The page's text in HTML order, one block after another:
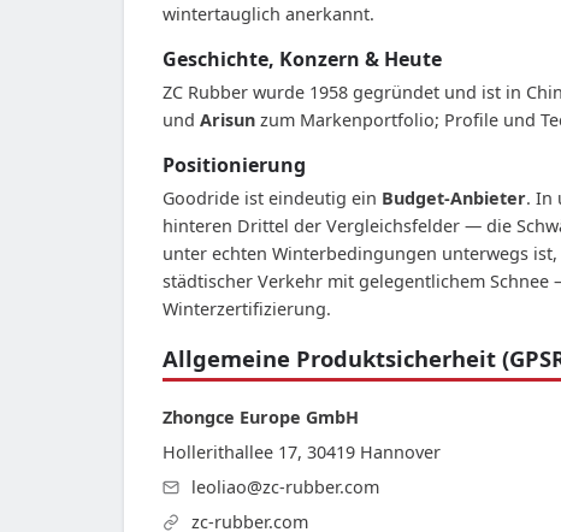
wintertauglich anerkannt.
Geschichte, Konzern & Heute
ZC Rubber wurde 1958 gegründet und ist in
und Arisun zum Markenportfolio; Profile und
Positionierung
Goodride ist eindeutig ein Budget-Anbieter. In
hinteren Drittel der Vergleichsfelder — die
unter echten Winterbedingungen unterwegs
städtischer Verkehr mit gelegentlichem
Winterzertifizierung.
Allgemeine Produktsicherheit
Zhongce Europe GmbH
Hollerithallee 17, 30419 Hannover
leoliao@zc-rubber.com
zc-rubber.com